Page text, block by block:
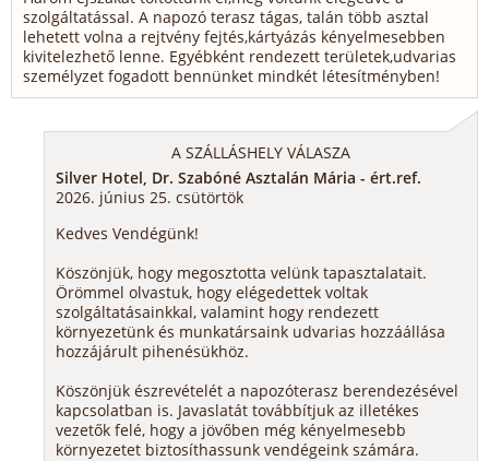
szolgáltatással. A napozó terasz tágas, talán több asztal
lehetett volna a rejtvény fejtés,kártyázás kényelmesebben
kivitelezhető lenne. Egyébként rendezett területek,udvarias
személyzet fogadott bennünket mindkét létesítményben!
A SZÁLLÁSHELY VÁLASZA
Silver Hotel, Dr. Szabóné Asztalán Mária - ért.ref.
2026. június 25. csütörtök
Kedves Vendégünk!
Köszönjük, hogy megosztotta velünk tapasztalatait.
Örömmel olvastuk, hogy elégedettek voltak
szolgáltatásainkkal, valamint hogy rendezett
környezetünk és munkatársaink udvarias hozzáállása
hozzájárult pihenésükhöz.
Köszönjük észrevételét a napozóterasz berendezésével
kapcsolatban is. Javaslatát továbbítjuk az illetékes
vezetők felé, hogy a jövőben még kényelmesebb
környezetet biztosíthassunk vendégeink számára.